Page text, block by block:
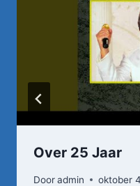
Over 25 Jaar
Dooradmin oktober